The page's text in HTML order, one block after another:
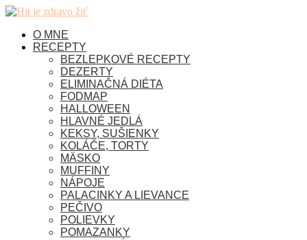
O MNE
RECEPTY
BEZLEPKOVÉ RECEPTY
DEZERTY
ELIMINAČNÁ DIÉTA
FODMAP
HALLOWEEN
HLAVNÉ JEDLÁ
KEKSY, SUŠIENKY
KOLÁČE, TORTY
MÄSKO
MUFFINY
NÁPOJE
PALACINKY A LIEVANCE
PEČIVO
POLIEVKY
POMAZANKY